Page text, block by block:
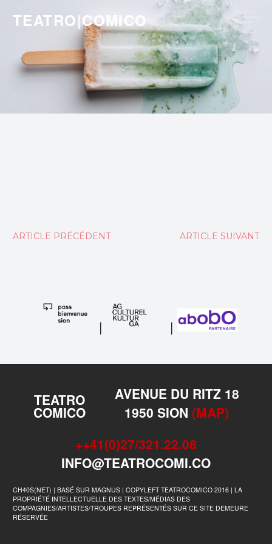
content
TEATRO|COMICO
Navigation
ARTICLE PRÉCÉDENT ARTICLE SUIVANT
| |
TEATRO
COMICO
AVENUE DU RITZ 18
1950 SION (MAP)
++41(0)27/321.22.08
INFO@TEATROCOMI.CO
CH40S(NET) | BASÉ SUR MAGNUS | COPYLEFT TEATROCOMICO 2016 | LA
PROPRIÉTÉ INTELLECTUELLE DES TEXTES/MÉDIAS DES
COMPAGNIES/ARTISTES/TROUPES REPRÉSENTÉS SUR CE SITE DEMEURE
RÉSERVÉE